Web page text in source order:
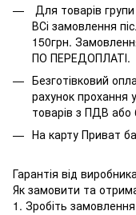
Для товарів
ВСі замовлення
150грн.
ПО ПЕРЕДОПЛАТІ.
Безготівковий
рахунок прохання
товарів з ПДВ
На карту Приват
Гарантія від
Як замовити та
1. Зробіть